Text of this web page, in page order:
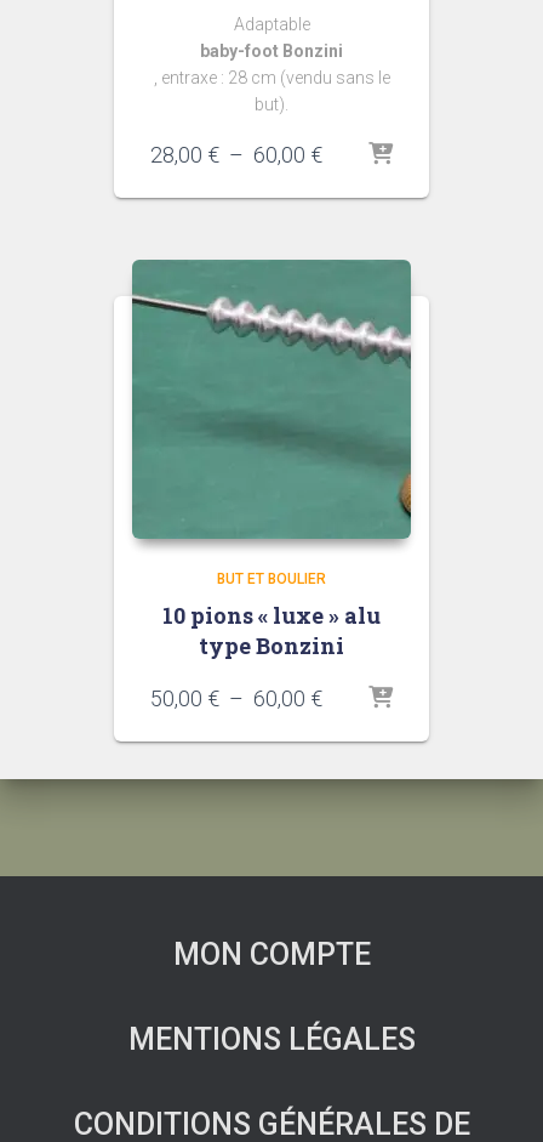
Adaptable
baby-foot Bonzini
, entraxe : 28 cm (vendu sans le
but).
28,00 € – 60,00 €Plage
prix :
à
BUT ET BOULIER
10 pions « luxe » alu
type Bonzini
50,00 € – 60,00 €Plage
prix :
50,00 €
MON COMPTE
MENTIONS LÉGALES
CONDITIONS GÉNÉRALES DE